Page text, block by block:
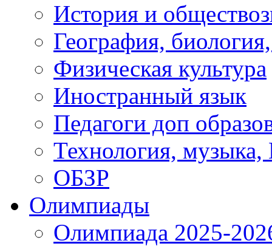
История и
География,
Физическая культура
Иностранный язык
Педагоги доп
Технология,
ОБЗР
Олимпиады
Олимпиада 2025-